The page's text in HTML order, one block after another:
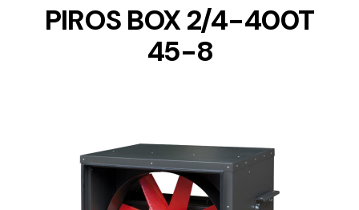
PIROS BOX 2/4-400T
45-8